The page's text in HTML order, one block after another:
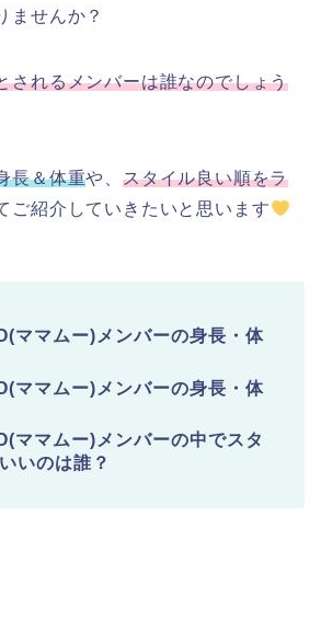
ませんか？
されるメンバーは誰なのでしょう
長＆体重や、スタイル良い順をラ
ご紹介していきたいと思います
ママムー)メンバーの身長・体
ママムー)メンバーの身長・体
ママムー)メンバーの中でスタ
いのは誰？